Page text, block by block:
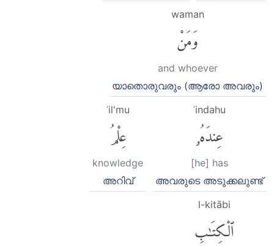
waman
وَمَنْ
and whoever
യാതൊരുവരും (ആരോ അവരും)
ʿindahu
عِندَهُۥ
[he] has
അവരുടെ അടുക്കലുണ്ട്
ʿil'mu
عِلْمُ
knowledge
അറിവ്
l-kitābi
ٱلْكِتَٰبِ